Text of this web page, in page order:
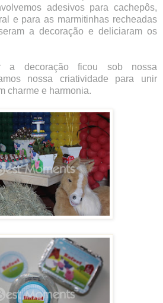
adesivos para cachepôs,
e para as marmitinhas recheadas
a decoração e deliciaram os
a decoração ficou sob nossa
nossa criatividade para unir
charme e harmonia.